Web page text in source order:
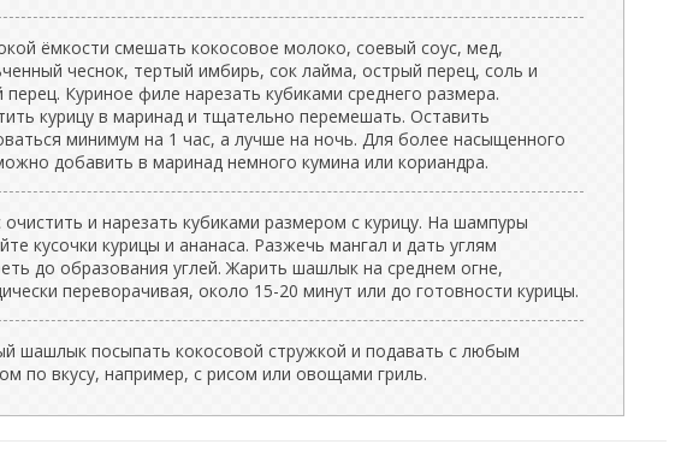
ёмкости смешать кокосовое молоко, соевый соус, мед,
чеснок, тертый имбирь, сок лайма, острый перец, соль и
перец. Куриное филе нарезать кубиками среднего размера.
курицу в маринад и тщательно перемешать. Оставить
минимум на 1 час, а лучше на ночь. Для более насыщенного
добавить в маринад немного кумина или кориандра.
очистить и нарезать кубиками размером с курицу. На шампуры
кусочки курицы и ананаса. Разжечь мангал и дать углям
до образования углей. Жарить шашлык на среднем огне,
переворачивая, около 15-20 минут или до готовности курицы.
шашлык посыпать кокосовой стружкой и подавать с любым
по вкусу, например, с рисом или овощами гриль.